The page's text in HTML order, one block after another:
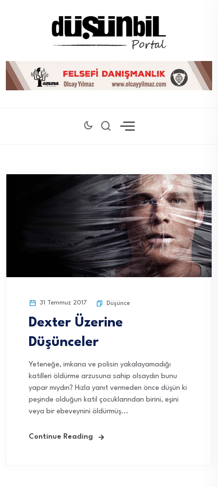
31 Temmuz 2017 Düşünce
Dexter Üzerine
Düşünceler
Yeteneğe, imkana ve polisin yakalayamadığı
katilleri öldürme arzusuna sahip olsaydın bunu
yapar mıydın? Hızla yanıt vermeden önce düşün ki
peşinde olduğun katil çocuklarından birini, eşini
veya bir ebeveynini öldürmüş...
Continue Reading